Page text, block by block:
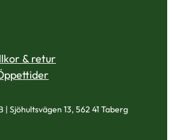
& retur
| Sjöhultsvägen 13, 562 41 Taberg